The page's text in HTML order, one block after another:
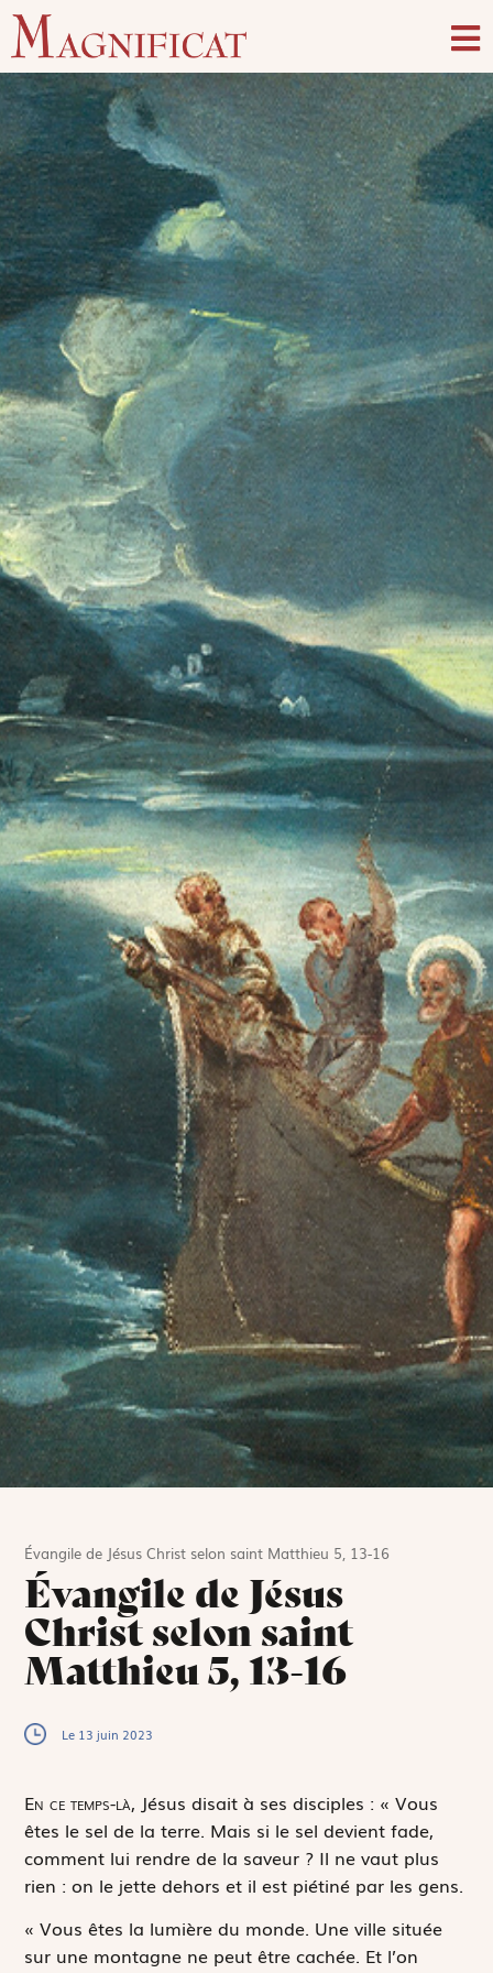
Évangile de Jésus Christ selon saint Matthieu 5, 13-16
Évangile de Jésus
Christ selon saint
Matthieu 5, 13-16
Le 13 juin 2023
En ce temps-là, Jésus disait à ses disciples : « Vous
êtes le sel de la terre. Mais si le sel devient fade,
comment lui rendre de la saveur ? Il ne vaut plus
rien : on le jette dehors et il est piétiné par les gens.
« Vous êtes la lumière du monde. Une ville située
sur une montagne ne peut être cachée. Et l’on